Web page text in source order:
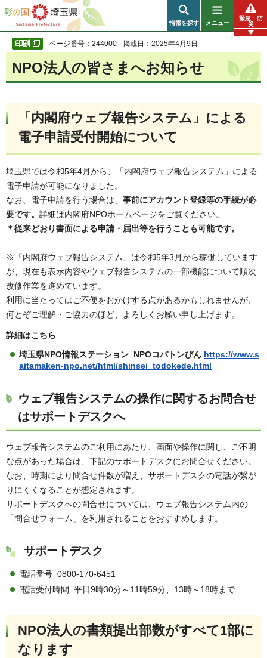
彩の国 埼玉県
情報を探す メニュー
緊急・防
災
ページ番号：244000 掲載日：2025年4月9日
NPO法人の皆さまへお知らせ
「内閣府ウェブ報告システム」による
電子申請受付開始について
埼玉県では令和5年4月から、「内閣府ウェブ報告システム」による
電子申請が可能になりました。
なお、電子申請を行う場合は、 事前にアカウント登録等の手続が必
要です。 詳細は内閣府NPOホームページをご覧ください。
＊従来どおり書面による申請・届出等を行うことも可能です。
※「内閣府ウェブ報告システム」は令和5年3月から稼働しています
が、現在も表示内容やウェブ報告システムの一部機能について順次
改修作業を進めています。
利用に当たってはご不便をおかけする点があるかもしれませんが、
何とぞご理解・ご協力のほど、よろしくお願い申し上げます。
詳細はこちら
埼玉県NPO情報ステーション NPOコバトンびん https://www.s
aitamaken-npo.net/html/shinsei_todokede.html
ウェブ報告システムの操作に関するお問合せ
はサポートデスクへ
ウェブ報告システムのご利用にあたり、画面や操作に関し、ご不明
な点があった場合は、下記のサポートデスクにお問合せください。
なお、時期により問合せ件数が増え、サポートデスクの電話が繋が
りにくくなることが想定されます。
サポートデスクへの問合せについては、ウェブ報告システム内の
「問合せフォーム」を利用されることをおすすめします。
サポートデスク
電話番号 0800-170-6451
電話受付時間 平日9時30分～11時59分、13時～18時まで
NPO法人の書類提出部数がすべて1部に
なります